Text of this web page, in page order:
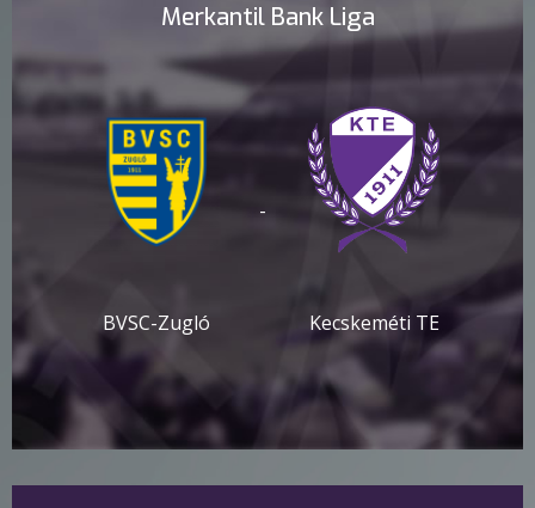
Merkantil Bank Liga
BVSC-Zugló
-
Kecskeméti TE